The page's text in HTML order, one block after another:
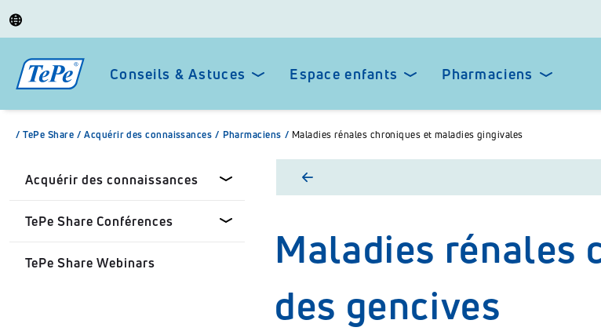
Conseils & Astuces Espace enfants Pharmaciens
/ TePe Share / Acquérir des connaissances / Pharmaciens / Maladies rénales chroniques et maladies gingivales
Acquérir des connaissances
TePe Share Conférences
TePe Share Webinars
Maladies rénales
des gencives